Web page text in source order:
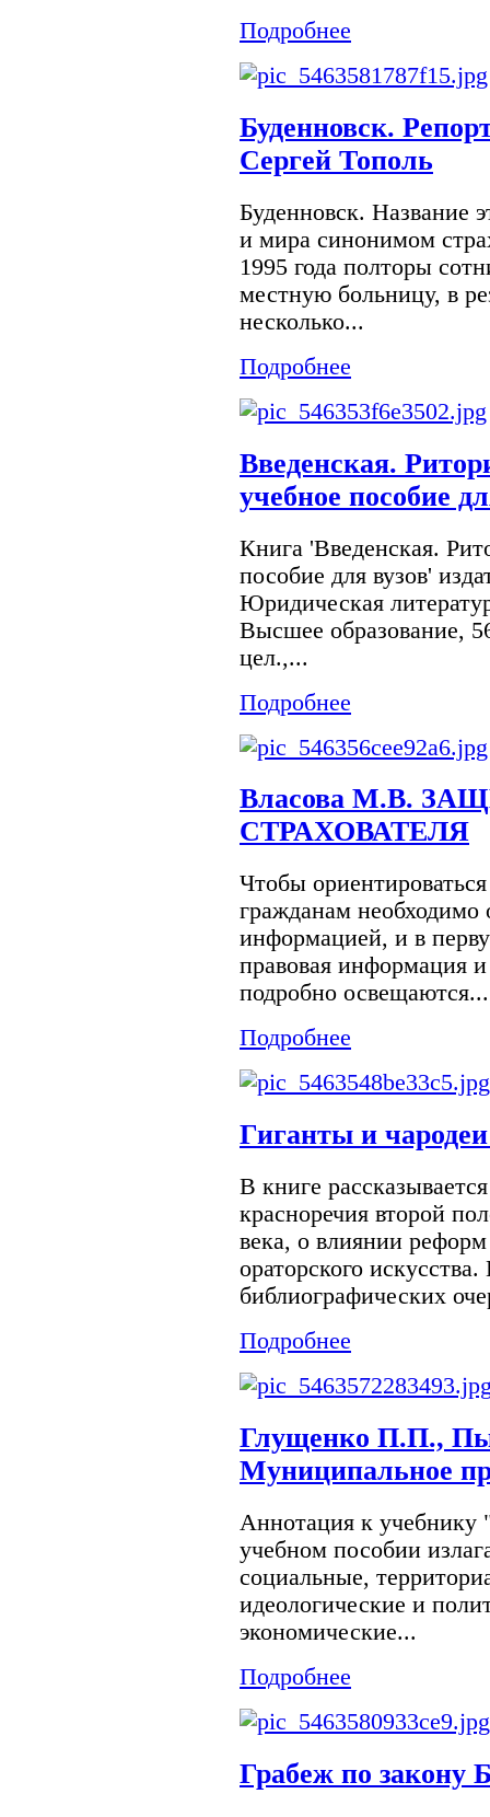
Подробнее
Буденновск.
Сергей Тополь
Буденновск. Название
и мира синонимом
1995 года полторы
местную больницу, в
несколько...
Подробнее
Введенская.
учебное пособие
Книга 'Введенская.
пособие для вузов'
Юридическая
Высшее образование,
цел.,...
Подробнее
Власова М.В.
СТРАХОВАТЕЛЯ
Чтобы
гражданам необходимо
информацией, и в
правовая информация
подробно освещаются...
Подробнее
Гиганты и
В книге
красноречия второй
века, о влиянии реформ
ораторского
библиографических
Подробнее
Глущенко П.П.,
Муниципальное
Аннотация к
учебном пособии
социальные,
идеологические и
экономические...
Подробнее
Грабеж по закону